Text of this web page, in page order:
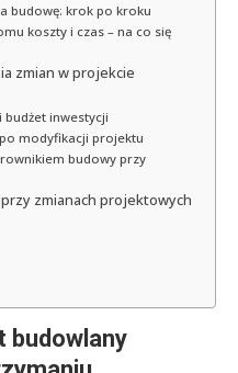
budowę: krok po kroku
koszty i czas – na co się
zmian w projekcie
budżet inwestycji
modyfikacji projektu
budowy przy
zmianach projektowych
budowlany